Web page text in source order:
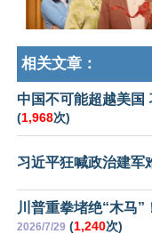
相关文章：
中国不可能超越美国
(1,968次)
习近平狂喊政治建军
川普重拳堵绝“木马
2026/7/29 (1,240次)